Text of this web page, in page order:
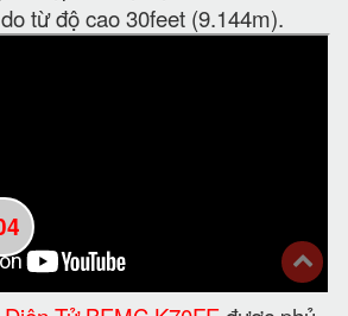
từ độ cao 30feet (9.144m).
back